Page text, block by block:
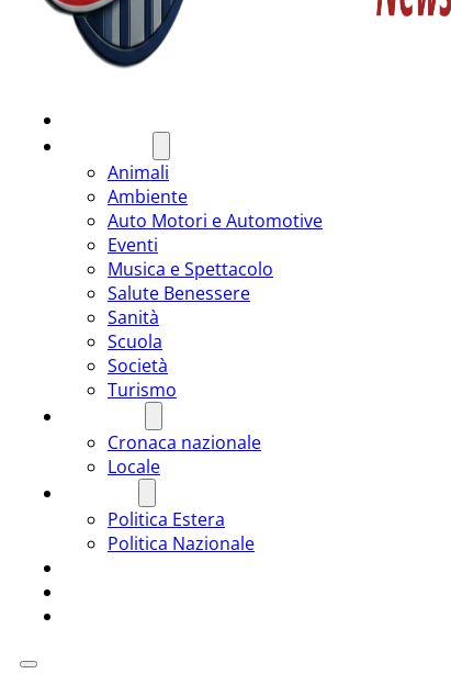
Animali
Ambiente
Auto Motori e Automotive
Eventi
Musica e Spettacolo
Salute Benessere
Sanità
Scuola
Società
Turismo
Cronaca nazionale
Locale
Politica Estera
Politica Nazionale